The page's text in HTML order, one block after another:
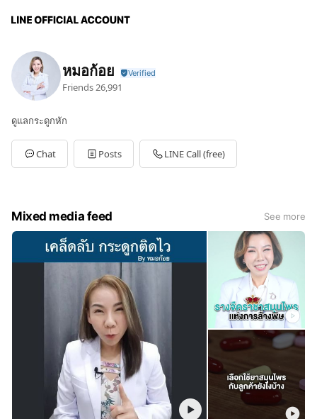
หมอก้อย
Friends 26,991
ดูแลกระดูกหัก
Chat Posts LINE Call (free)
Mixed media feed See more